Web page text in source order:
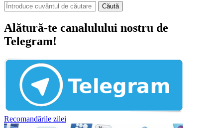
Căută
Alătură-te canalulului nostru de
Telegram!
Recomandările zilei